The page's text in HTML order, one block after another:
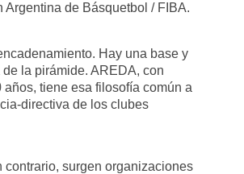
Argentina de Básquetbol / FIBA.
Hay una base y
de la pirámide. AREDA, con
años, tiene esa filosofía común a
directiva de los clubes
contrario, surgen organizaciones